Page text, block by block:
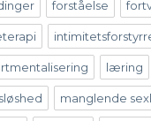
forståelse
læring
manglende